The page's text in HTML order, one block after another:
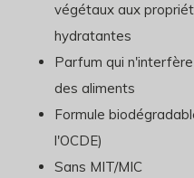
végétaux aux
hydratantes
Parfum qui
des aliments
Formule
l'OCDE)
Sans MIT/MIC